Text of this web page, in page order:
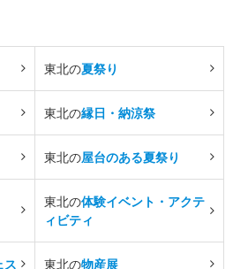
東北の夏祭り
東北の縁日・納涼祭
東北の屋台のある夏祭り
東北の体験イベント・アクテ
ィビティ
ス 東北の物産展